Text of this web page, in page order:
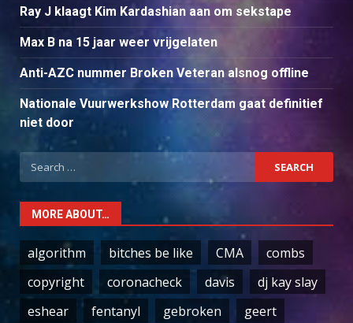
Ray J klaagt Kim Kardashian aan om sekstape
Max B na 15 jaar weer vrijgelaten
Anti-AZC nummer Broken Veteran alsnog offline
Nationale Vuurwerkshow Rotterdam gaat definitief
niet door
Search
for:
MORE ABOUT…
algorithm bitches be like CMA
combs
copyright
coronacheck davis
dj kay slay
eshear
fentanyl gebroken
geert